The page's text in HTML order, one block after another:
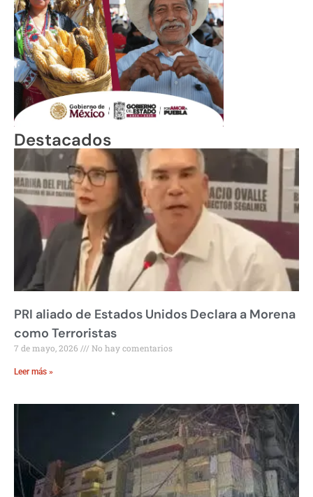
Destacados
PRI aliado de Estados Unidos Declara a Morena
como Terroristas
7 de mayo, 2026 No hay comentarios
Leer más »